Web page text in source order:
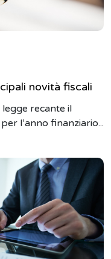
novità fiscali
recante il
l’anno finanziario...